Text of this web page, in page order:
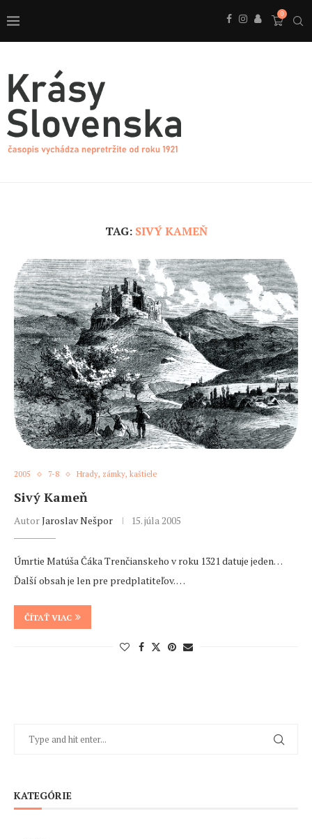
0
TAG: SIVÝ KAMEŇ
2005 7-8 Hrady, zámky, kaštiele
Sivý Kameň
AutorJaroslav Nešpor 15. júla 2005
Úmrtie Matúša Čáka Trenčianskeho v roku 1321 datuje jeden…
Ďalší obsah je len pre predplatiteľov. …
ČÍTAŤ VIAC
KATEGÓRIE